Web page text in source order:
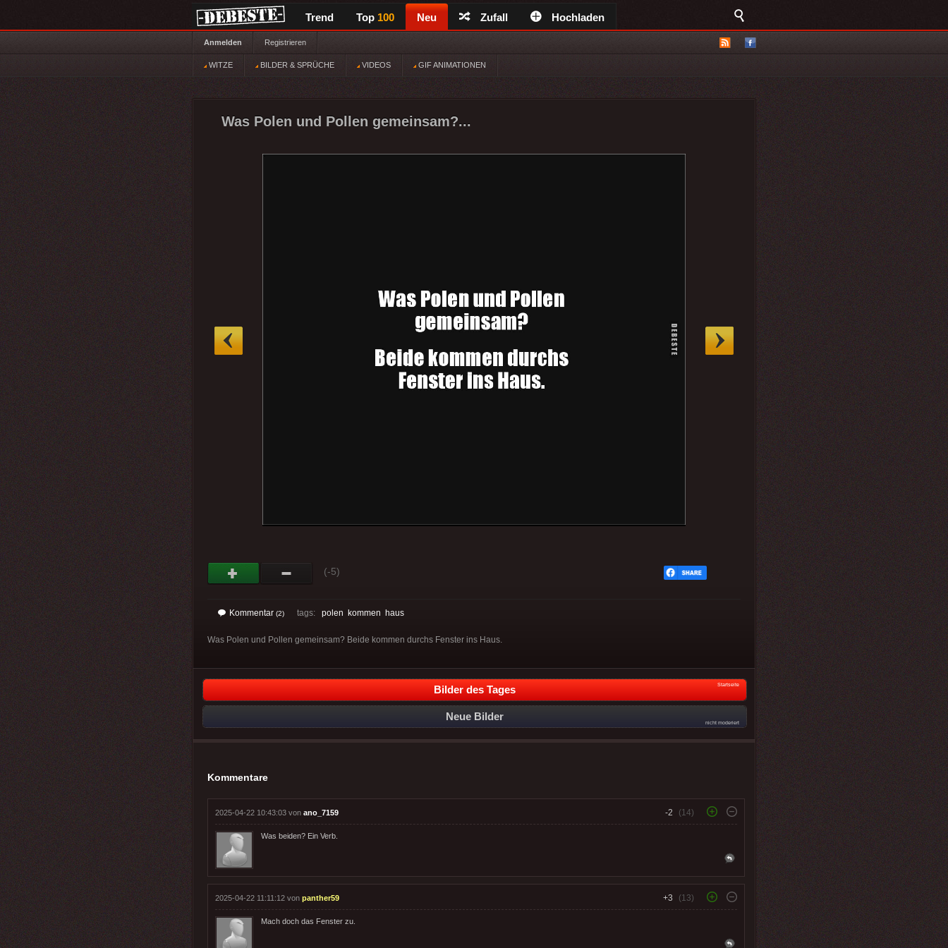
Trend Top 100 Neu Zufall Hochladen
Anmelden Registrieren
WITZE BILDER & SPRÜCHE VIDEOS GIF ANIMATIONEN
Was Polen und Pollen gemeinsam?...
(-5)
Kommentar (2) tags: polen kommen haus
Was Polen und Pollen gemeinsam? Beide kommen durchs Fenster ins Haus.
Bilder des Tages Startseite
Neue Bilder
nicht moderiert
Kommentare
2025-04-22 10:43:03 von ano_7159 -2 (14)
Was beiden? Ein Verb.
2025-04-22 11:11:12 von panther59 +3 (13)
Mach doch das Fenster zu.